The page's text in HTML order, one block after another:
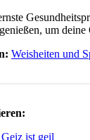
um deine
Weisheiten und
ist geil